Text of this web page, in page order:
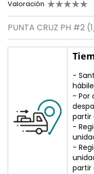
Valoración
PUNTA CRUZ PH #2
-
- Por
partir
-
-
partir